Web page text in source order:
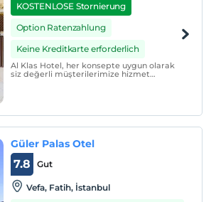
KOSTENLOSE Stornierung
Option Ratenzahlung
Keine Kreditkarte erforderlich
Al Klas Hotel, her konsepte uygun olarak
siz değerli müşterilerimize hizmet
Güler Palas Otel
Gut
7.8
Vefa, Fatih, İstanbul